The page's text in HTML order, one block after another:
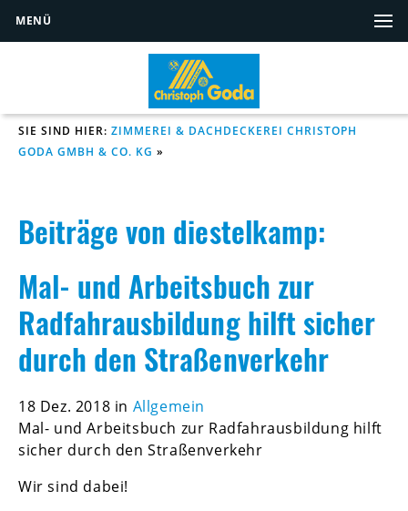
MENÜ
SIE SIND HIER: ZIMMEREI & DACHDECKEREI CHRISTOPH
GODA GMBH & CO. KG »
Beiträge von diestelkamp:
Mal- und Arbeitsbuch zur
Radfahrausbildung hilft sicher
durch den Straßenverkehr
18 Dez. 2018 in Allgemein
Mal- und Arbeitsbuch zur Radfahrausbildung hilft
sicher durch den Straßenverkehr
Wir sind dabei!